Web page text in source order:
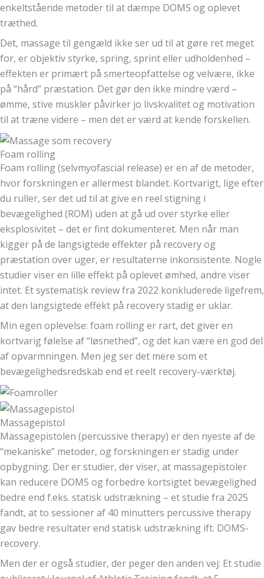
enkeltstående metoder til at dæmpe DOMS og oplevet
træthed.
Det, massage til gengæld ikke ser ud til at gøre ret meget
for, er objektiv styrke, spring, sprint eller udholdenhed –
effekten er primært på smerteopfattelse og velvære, ikke
på “hård” præstation. Det gør den ikke mindre værd –
ømme, stive muskler påvirker jo livskvalitet og motivation
til at træne videre – men det er værd at kende forskellen.
Foam rolling
Foam rolling (selvmyofascial release) er en af de metoder,
hvor forskningen er allermest blandet. Kortvarigt, lige efter
du ruller, ser det ud til at give en reel stigning i
bevægelighed (ROM) uden at gå ud over styrke eller
eksplosivitet – det er fint dokumenteret. Men når man
kigger på de langsigtede effekter på recovery og
præstation over uger, er resultaterne inkonsistente. Nogle
studier viser en lille effekt på oplevet ømhed, andre viser
intet. Et systematisk review fra 2022 konkluderede ligefrem,
at den langsigtede effekt på recovery stadig er uklar.
Min egen oplevelse: foam rolling er rart, det giver en
kortvarig følelse af “løsnethed”, og det kan være en god del
af opvarmningen. Men jeg ser det mere som et
bevægelighedsredskab end et reelt recovery-værktøj.
Massagepistol
Massagepistolen (percussive therapy) er den nyeste af de
“mekaniske” metoder, og forskningen er stadig under
opbygning. Der er studier, der viser, at massagepistoler
kan reducere DOMS og forbedre kortsigtet bevægelighed
bedre end f.eks. statisk udstrækning – et studie fra 2025
fandt, at to sessioner af 40 minutters percussive therapy
gav bedre resultater end statisk udstrækning ift. DOMS-
recovery.
Men der er også studier, der peger den anden vej: Et studie